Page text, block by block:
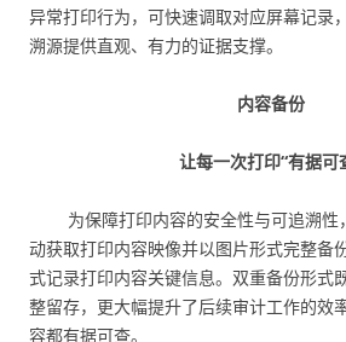
异常打印行为，可快速调取对应屏幕记录
溯源提供直观、有力的证据支撑。
内容备份
让每一次打印“有据可
为保障打印内容的安全性与可追溯
动获取打印内容映像并以图片形式完整备
式记录打印内容关键信息。双重备份形式
整留存，更大幅提升了后续审计工作的效
容都有据可查。